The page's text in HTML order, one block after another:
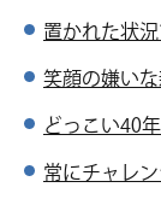
置かれた状
笑顔の嫌い
どっこい40
常にチャレ